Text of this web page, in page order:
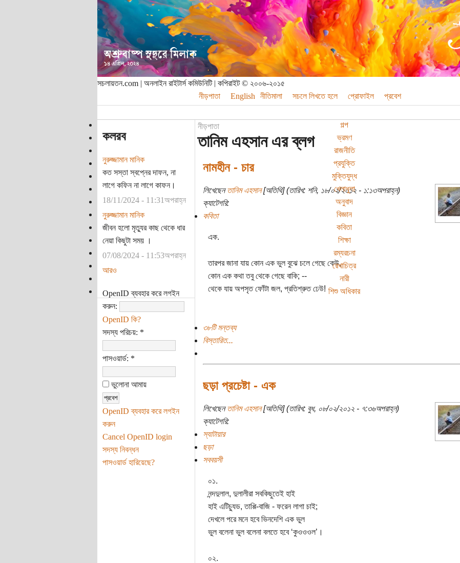
সচলায়তন.com | অনলাইন রাইটার্স কমিউনিটি | কপিরাইট © ২০০৬-২০১৫
নীড়পাতা
English নীতিমালা সচলে লিখতে হলে প্রোফাইল প্রবেশ
গল্প
ভ্রমণ
রাজনীতি
প্রযুক্তি
মুক্তিযুদ্ধ
খেলাধুলা
অনুবাদ
বিজ্ঞান
কবিতা
শিক্ষা
রম্যরচনা
রেখাচিত্র
নারী
শিশু অধিকার
কলরব
নুরুজ্জামান মানিক
কত সস্তা স্বপ্নের দাফন, না
লাগে কফিন না লাগে কাফন।
18/11/2024 - 11:31অপরাহ্ন
নুরুজ্জামান মানিক
জীবন হলো মৃত্যুর কাছ থেকে ধার
নেয়া কিছুটা সময় ।
07/08/2024 - 11:53অপরাহ্ন
আরও
OpenID ব্যবহার করে লগইন
করুন:
OpenID কি?
সদস্য পরিচয়: *
পাসওয়ার্ড: *
ভুলোনা আমায়
OpenID ব্যবহার করে লগইন
করুন
Cancel OpenID login
সদস্য নিবন্ধন
পাসওয়ার্ড হারিয়েছে?
নীড়পাতা
তানিম এহসান এর ব্লগ
নামহীন - চার
লিখেছেনতানিম এহসান[অতিথি] (তারিখ: শনি, ১৮/০২/২০১২ - ১:১৩অপরাহ্ন)
ক্যাটেগরি:
কবিতা
এক.
তারপর জানা যায় কোন এক ভুল বুঝে চলে গেছে কেউ,
কোন এক কথা তবু থেকে গেছে বাকি; --
থেকে যায় অপসৃত ফোঁটা জল, প্রতিশ্রুত ঢেউ!
৩৮টি মন্তব্য
বিস্তারিত...
ছড়া প্রচেষ্টা - এক
লিখেছেনতানিম এহসান[অতিথি] (তারিখ: বুধ, ০৮/০২/২০১২ - ৭:৩৬অপরাহ্ন)
ক্যাটেগরি:
স্যাটায়ার
ছড়া
সববয়সী
০১.
নন্দদুলাল, দুলালীরা সবকিছুতেই হাই
হাই এটিচ্যুড, তাপ্পি-বাজি - ফরেন লাগা চাই;
দেখলে পরে মনে হবে ভিনদেশি এক ভুল
ভুল বলেনা ভুল বলেনা বলতে হবে ‘কুওওওল’।
০২.